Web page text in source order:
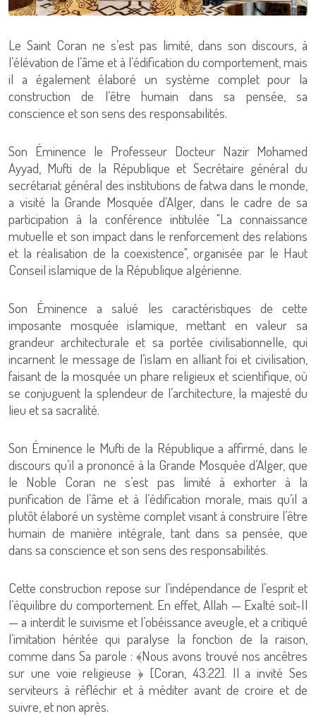
Le Saint Coran ne s’est pas limité, dans son discours, à
l’élévation de l’âme et à l’édification du comportement, mais
il a également élaboré un système complet pour la
construction de l’être humain dans sa pensée, sa
conscience et son sens des responsabilités.
Son Éminence le Professeur Docteur Nazir Mohamed
Ayyad, Mufti de la République et Secrétaire général du
secrétariat général des institutions de fatwa dans le monde,
a visité la Grande Mosquée d'Alger, dans le cadre de sa
participation à la conférence intitulée "La connaissance
mutuelle et son impact dans le renforcement des relations
et la réalisation de la coexistence", organisée par le Haut
Conseil islamique de la République algérienne.
Son Éminence a salué les caractéristiques de cette
imposante mosquée islamique, mettant en valeur sa
grandeur architecturale et sa portée civilisationnelle, qui
incarnent le message de l’islam en alliant foi et civilisation,
faisant de la mosquée un phare religieux et scientifique, où
se conjuguent la splendeur de l’architecture, la majesté du
lieu et sa sacralité.
Son Éminence le Mufti de la République a affirmé, dans le
discours qu’il a prononcé à la Grande Mosquée d’Alger, que
le Noble Coran ne s’est pas limité à exhorter à la
purification de l’âme et à l’édification morale, mais qu’il a
plutôt élaboré un système complet visant à construire l’être
humain de manière intégrale, tant dans sa pensée, que
dans sa conscience et son sens des responsabilités.
Cette construction repose sur l’indépendance de l’esprit et
l’équilibre du comportement. En effet, Allah — Exalté soit-Il
— a interdit le suivisme et l’obéissance aveugle, et a critiqué
l’imitation héritée qui paralyse la fonction de la raison,
comme dans Sa parole : ﴾Nous avons trouvé nos ancêtres
sur une voie religieuse ﴿ [Coran, 43:22]. Il a invité Ses
serviteurs à réfléchir et à méditer avant de croire et de
suivre, et non après.